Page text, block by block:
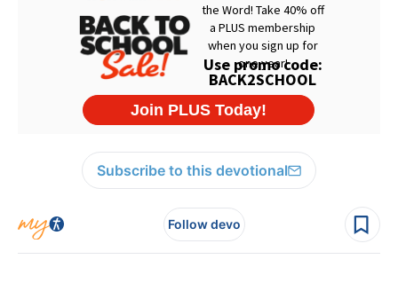
Subscribe to this devotional
Follow devo